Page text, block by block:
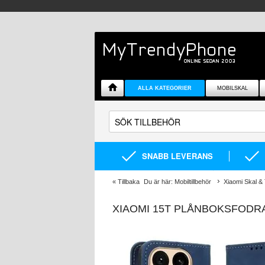
ALLA KATEGORIER MOBILSKAL
SNABB LEVERANS
« Tillbaka Du är här: Mobiltillbehör Xiaomi Skal &
XIAOMI 15T